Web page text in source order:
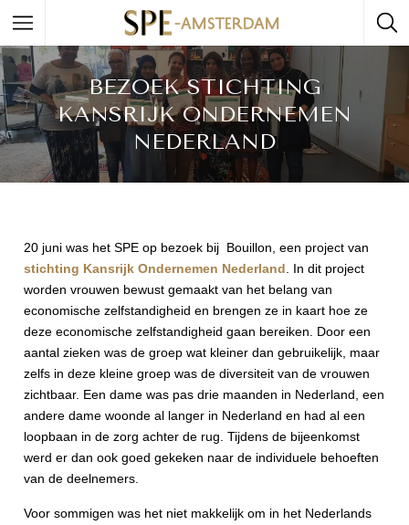
BEZOEK STICHTING
KANSRIJK ONDERNEMEN
NEDERLAND
20 juni was het SPE op bezoek bij Bouillon, een project van
stichting Kansrijk Ondernemen Nederland . In dit project
worden vrouwen bewust gemaakt van het belang van
economische zelfstandigheid en brengen ze in kaart hoe ze
deze economische zelfstandigheid gaan bereiken. Door een
aantal zieken was de groep wat kleiner dan gebruikelijk, maar
zelfs in deze kleine groep was de diversiteit van de vrouwen
zichtbaar. Een dame was pas drie maanden in Nederland, een
andere dame woonde al langer in Nederland en had al een
loopbaan in de zorg achter de rug. Tijdens de bijeenkomst
werd er dan ook goed gekeken naar de individuele behoeften
van de deelnemers.
Voor sommigen was het niet makkelijk om in het Nederlands